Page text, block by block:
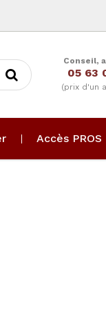
Conseil,
05 63
(prix d'un
Accès PROS